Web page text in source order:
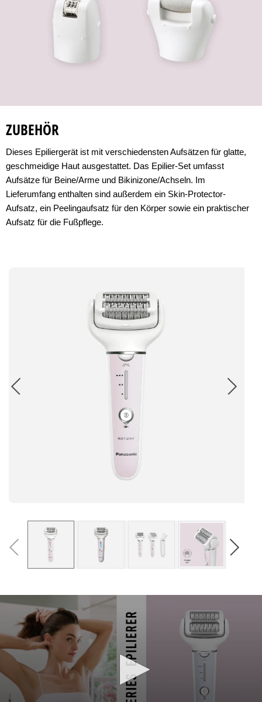
ZUBEHÖR
Dieses Epiliergerät ist mit verschiedensten Aufsätzen für glatte,
geschmeidige Haut ausgestattet. Das Epilier-Set umfasst
Aufsätze für Beine/Arme und Bikinizone/Achseln. Im
Lieferumfang enthalten sind außerdem ein Skin-Protector-
Aufsatz, ein Peelingaufsatz für den Körper sowie ein praktischer
Aufsatz für die Fußpflege.